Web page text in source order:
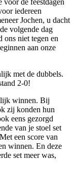
voor de feestdagen
iedereen
Jochen, u dacht
volgende dag
ons niet tegen en
aan onze
met de dubbels.
2-0!
winnen. Bij
zij konden hun
eens gezorgd
van je stoel set
een score van
winnen. En deze
set meer was,